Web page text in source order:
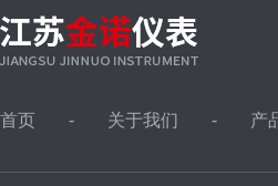
首页 关于我们 产